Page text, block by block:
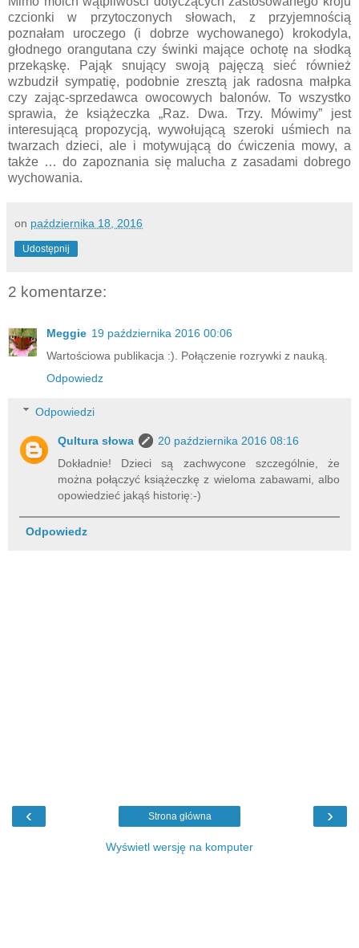
czcionki w przytoczonych słowach, z przyjemnością
poznałam uroczego (i dobrze wychowanego) krokodyla,
głodnego orangutana czy świnki mające ochotę na słodką
przekąskę. Pająk snujący swoją pajęczą sieć również
wzbudził sympatię, podobnie zresztą jak radosna małpka
czy zając-sprzedawca owocowych balonów. To wszystko
sprawia, że książeczka „Raz. Dwa. Trzy. Mówimy” jest
interesującą propozycją, wywołującą szeroki uśmiech na
twarzach dzieci, ale i motywującą do ćwiczenia mowy, a
także … do zapoznania się malucha z zasadami dobrego
wychowania.
on października 18, 2016
Udostępnij
2 komentarze:
Meggie 19 października 2016 00:06
Wartościowa publikacja :). Połączenie rozrywki z nauką.
Odpowiedz
Odpowiedzi
Qultura słowa
20 października 2016 08:16
Dokładnie! Dzieci są zachwycone szczególnie, że
można połączyć książeczkę z wieloma zabawami, albo
opowiedzieć jakąś historię:-)
Odpowiedz
‹ ›
Strona główna
Wyświetl wersję na komputer